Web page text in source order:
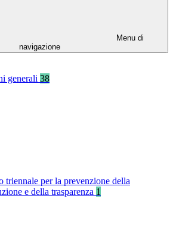
Menu di
navigazione
generali 38
triennale per la prevenzione della
e della trasparenza 1